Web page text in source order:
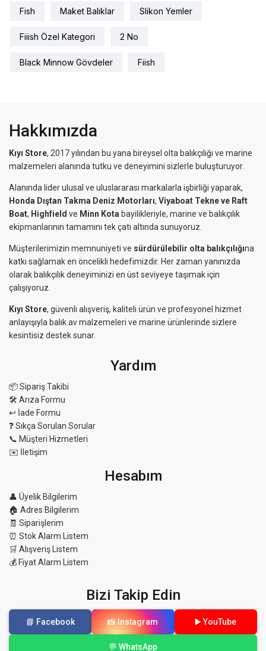
Fish Maket Balıklar Slikon Yemler
Fiiish Özel Kategori 2 No
Black Minnow Gövdeler Fiish
Hakkımızda
Kıyı Store, 2017 yılından bu yana bireysel olta balıkçılığı ve marine
malzemeleri alanında tutku ve deneyimini sizlerle buluşturuyor.
Alanında lider ulusal ve uluslararası markalarla işbirliği yaparak,
Honda Dıştan Takma Deniz Motorları, Viyaboat Tekne ve Raft
Boat, Highfield ve Minn Kota bayilikleriyle, marine ve balıkçılık
ekipmanlarının tamamını tek çatı altında sunuyoruz.
Müşterilerimizin memnuniyeti ve sürdürülebilir olta balıkçılığına
katkı sağlamak en öncelikli hedefimizdir. Her zaman yanınızda
olarak balıkçılık deneyiminizi en üst seviyeye taşımak için
çalışıyoruz.
Kıyı Store, güvenli alışveriş, kaliteli ürün ve profesyonel hizmet
anlayışıyla balık av malzemeleri ve marine ürünlerinde sizlere
kesintisiz destek sunar.
Yardım
📦 Sipariş Takibi
🛠 Arıza Formu
↩️ İade Formu
❓ Sıkça Sorulan Sorular
📞 Müşteri Hizmetleri
✉️ İletişim
Hesabım
👤 Üyelik Bilgilerim
🏠 Adres Bilgilerim
🧾 Siparişlerim
⏰ Stok Alarm Listem
🛒 Alışveriş Listem
💰 Fiyat Alarm Listem
Bizi Takip Edin
📘 Facebook 📸 Instagram ▶️ YouTube
💬 WhatsApp